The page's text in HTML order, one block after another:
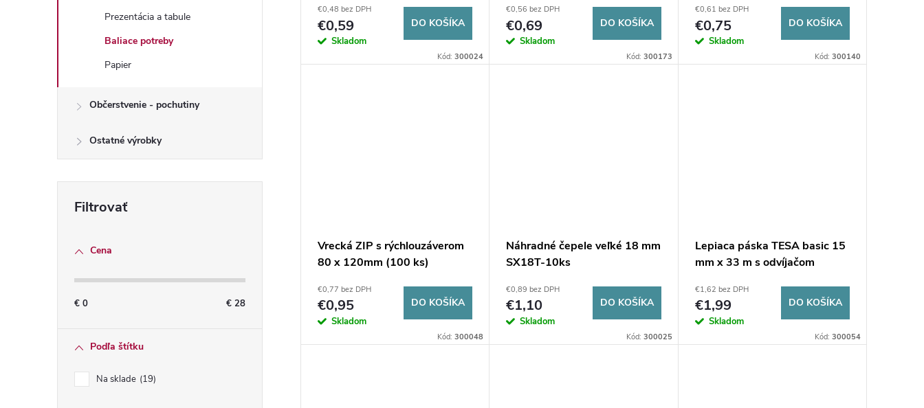
Prezentácia a tabule
Baliace potreby
Papier
Občerstvenie - pochutiny
Ostatné výrobky
Cena
€ 0 € 28
Podľa štítku
Na sklade 19
d
d
€0,48 bez DPH
€0,59
Skladom
DO KOŠÍKA
Kód:300024
€0,56 bez DPH
€0,69
Skladom
DO KOŠÍKA
Kód: 300173
€0,61 bez DPH
€0,75
Skladom
DO KOŠÍKA
Kód: 300140
Vrecká ZIP s rýchlouzáverom
80 x 120mm (100 ks)
€0,77 bez DPH
€0,95
Skladom
DO KOŠÍKA
Kód:300048
Náhradné čepele veľké 18 mm
SX18T-10ks
€0,89 bez DPH
€1,10
Skladom
DO KOŠÍKA
Kód: 300025
Lepiaca páska TESA basic 15
mm x 33 m s odvíjačom
€1,62 bez DPH
€1,99
Skladom
DO KOŠÍKA
Kód: 300054